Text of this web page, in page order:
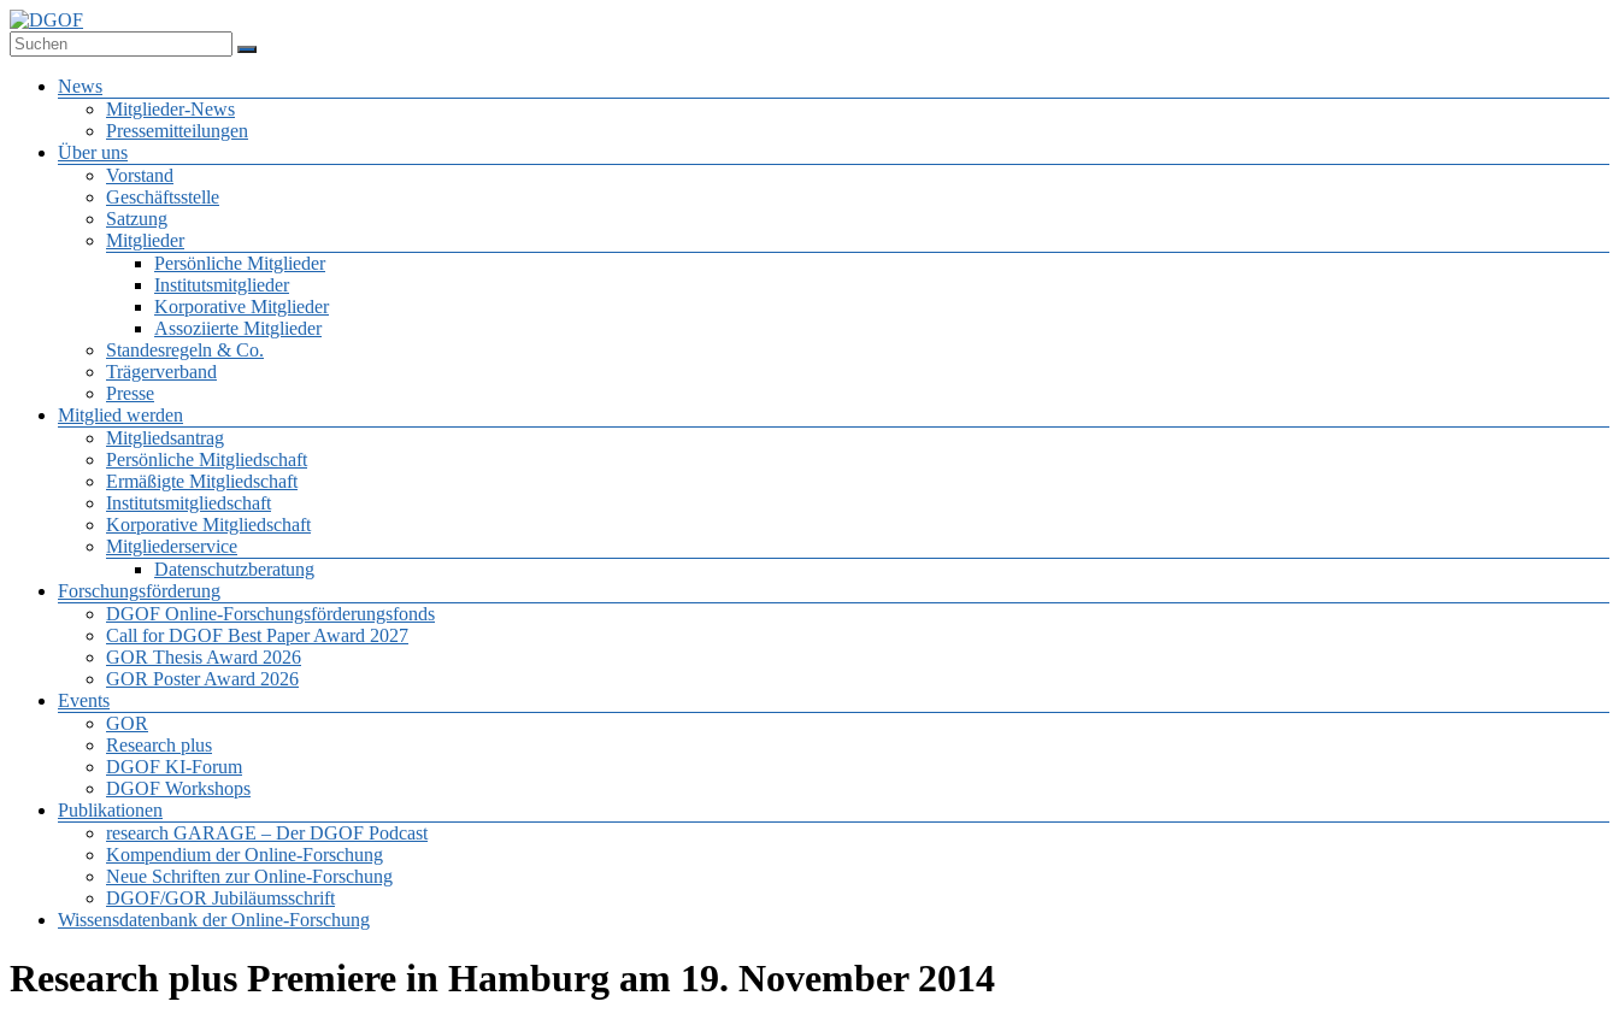
Zum
Inhalt
springen
Deutsche Gesellschaft für Online-Forschung e.V.
Menü
News
Mitglieder-News
Pressemitteilungen
Über uns
Vorstand
Geschäftsstelle
Satzung
Mitglieder
Persönliche Mitglieder
Institutsmitglieder
Korporative Mitglieder
Assoziierte Mitglieder
Standesregeln & Co.
Trägerverband
Presse
Mitglied werden
Mitgliedsantrag
Persönliche Mitgliedschaft
Ermäßigte Mitgliedschaft
Institutsmitgliedschaft
Korporative Mitgliedschaft
Mitgliederservice
Datenschutzberatung
Forschungsförderung
DGOF Online-Forschungsförderungsfonds
Call for DGOF Best Paper Award 2027
GOR Thesis Award 2026
GOR Poster Award 2026
Events
GOR
Research plus
DGOF KI-Forum
DGOF Workshops
Publikationen
research GARAGE – Der DGOF Podcast
Kompendium der Online-Forschung
Neue Schriften zur Online-Forschung
DGOF/GOR Jubiläumsschrift
Wissensdatenbank der Online-Forschung
Research plus Premiere in Hamburg am 19. November 2014